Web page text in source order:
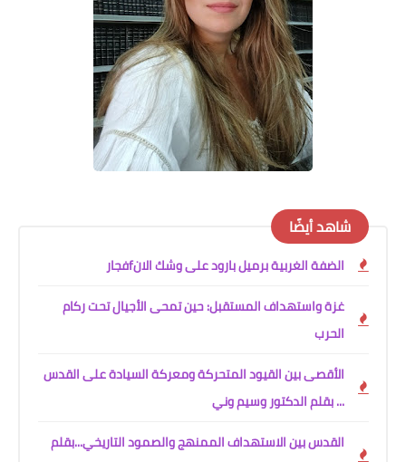
شاهد أيضًا
الضفة الغربية برميل بارود على وشك الانfفجار
غزة واستهداف المستقبل: حين تمحى الأجيال تحت ركام
الحرب
الأقصى بين القيود المتحركة ومعركة السيادة على القدس
... بقلم الدكتور وسيم وني
القدس بين الاستهداف الممنهج والصمود التاريخي...بقلم